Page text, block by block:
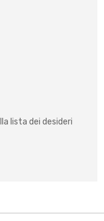
lista dei desideri